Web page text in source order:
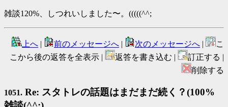
雑談120%、しつれいしました〜。(((((^^;
上へ | 前のメッセージへ | 次のメッセージへ |
こ
こから後の返答を全表示 |
返答を書き込む |
訂正する |
削除する
1051. Re: スタトレの話題はまだまだ続く？(100%